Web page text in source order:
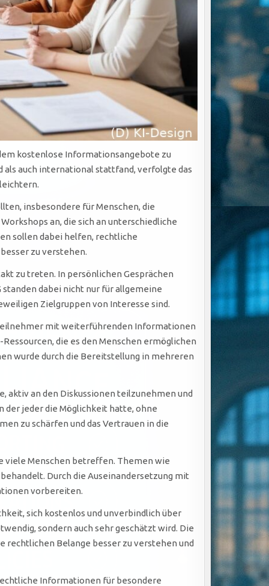
kostenlose Informationsangebote zu
auch international stattfand, verfolgte das
insbesondere für Menschen, die
an, die sich an unterschiedliche
sollen dabei helfen, rechtliche
zu verstehen.
zu treten. In persönlichen Gesprächen
dabei nicht nur für allgemeine
Zielgruppen von Interesse sind.
mit weiterführenden Informationen
die es den Menschen ermöglichen
wurde durch die Bereitstellung in mehreren
aktiv an den Diskussionen teilzunehmen und
der jeder die Möglichkeit hatte, ohne
zu schärfen und das Vertrauen in die
viele Menschen betreffen. Themen wie
Durch die Auseinandersetzung mit
vorbereiten.
sich kostenlos und unverbindlich über
sondern auch sehr geschätzt wird. Die
rechtlichen Belange besser zu verstehen und
Informationen für besondere